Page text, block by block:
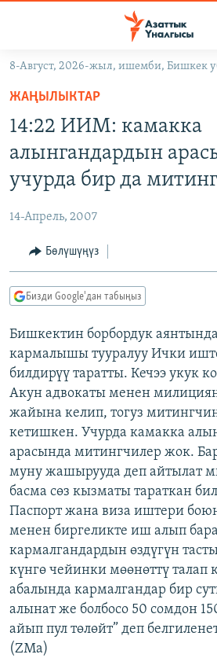
Навигацияга
өтүңүз
салыңыз
МАДАНИЯТ
ТВ ПРОГРАММАЛАР
БҮГҮН АЗАТТЫКТА
ДАНИСТЕ
АЗАТТЫК+
ПОДКАСТ
ОНЛАЙН ШЕРИНЕ
ЭЕ/АРнун бардык сайттары
8-Август, 2026-жыл, ишемби, Бишкек
ЖАҢЫЛЫКТАР
14:22 ИИМ: камакка
алынгандардын
учурда бир да
14-Апрель, 2007
Бөлүшүңүз
Бизди Google'дан табыңыз
Бишкектин борбордук
кармалышы тууралуу Ички
билдирүү таратты. Кечээ укук
Акун адвокаты менен
жайына келип, тогуз
кетишкен. Учурда камакка
арасында митингчилер жок.
муну жашырууда деп айтылат
басма сөз кызматы тараткан
Паспорт жана виза иштери
менен биргеликте иш алып
кармалгандардын өздүгүн
күнгө чейинки мөөнөттү талап
абалында кармалгандар бир
алынат же болбосо 50 сомдон
айып пул төлөйт” деп
(ZMa)